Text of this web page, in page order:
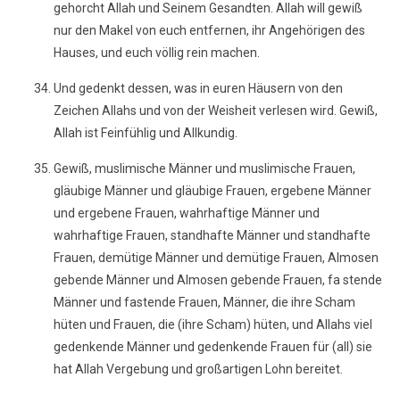
gehorcht Allah und Seinem Gesandten. Allah will gewiß
nur den Makel von euch entfernen, ihr Angehörigen des
Hauses, und euch völlig rein machen.
Und gedenkt dessen, was in euren Häusern von den
Zeichen Allahs und von der Weisheit verlesen wird. Gewiß,
Allah ist Feinfühlig und Allkundig.
Gewiß, muslimische Männer und muslimische Frauen,
gläubige Männer und gläubige Frauen, ergebene Männer
und ergebene Frauen, wahrhaftige Männer und
wahrhaftige Frauen, standhafte Männer und standhafte
Frauen, demütige Männer und demütige Frauen, Almosen
gebende Männer und Almosen gebende Frauen, fa stende
Männer und fastende Frauen, Männer, die ihre Scham
hüten und Frauen, die (ihre Scham) hüten, und Allahs viel
gedenkende Männer und gedenkende Frauen für (all) sie
hat Allah Vergebung und großartigen Lohn bereitet.